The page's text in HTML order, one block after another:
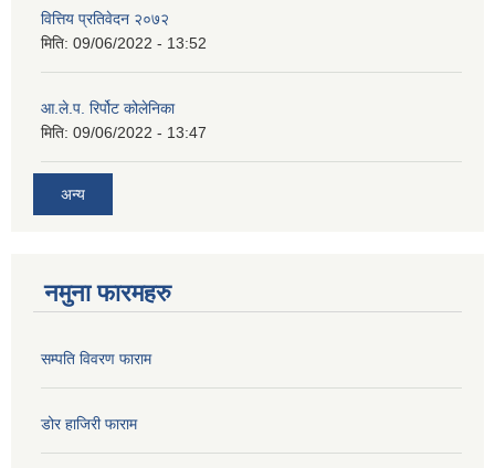
वित्तिय प्रतिवेदन २०७२
मिति: 09/06/2022 - 13:52
आ.ले.प. रिर्पोट कोलेनिका
मिति: 09/06/2022 - 13:47
अन्य
नमुना फारमहरु
सम्पति विवरण फाराम
डोर हाजिरी फाराम